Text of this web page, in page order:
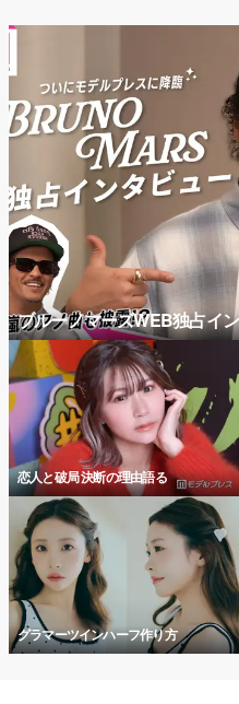
ブルーノマーズWEB独占イ
恋人と破局 決断の理由語る
グラマーツインハーフ作り方